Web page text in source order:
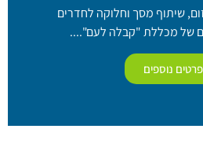
שיתוף מסך וחלוקה לחדרים
של מכללת "קבלה לעם"....
נוספים